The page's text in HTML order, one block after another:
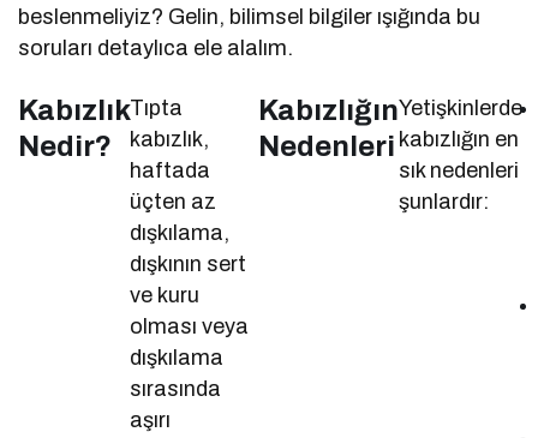
beslenmeliyiz? Gelin, bilimsel bilgiler ışığında bu
soruları detaylıca ele alalım.
Kabızlık
Nedir?
Tıpta
kabızlık,
haftada
üçten az
dışkılama,
dışkının sert
ve kuru
olması veya
dışkılama
sırasında
aşırı
Kabızlığın
Nedenleri
Yetişkinlerde
kabızlığın en
sık nedenleri
şunlardır: